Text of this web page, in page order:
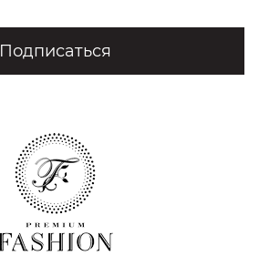
Подписаться